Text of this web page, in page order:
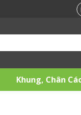
Khung, Chân